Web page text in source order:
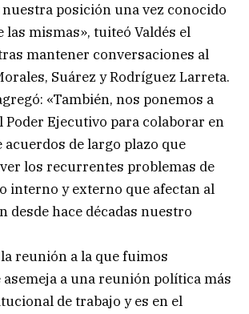
posición una vez conocido
las mismas», tuiteó Valdés el
mantener conversaciones al
Suárez y Rodríguez Larreta.
«También, nos ponemos a
Poder Ejecutivo para colaborar en
acuerdos de largo plazo que
los recurrentes problemas de
interno y externo que afectan al
desde hace décadas nuestro
reunión a la que fuimos
asemeja a una reunión política más
de trabajo y es en el